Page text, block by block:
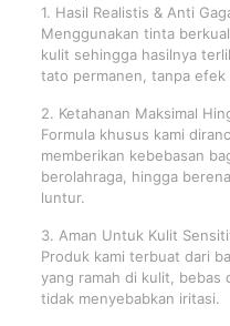
1. Hasil Realistis & Anti
Menggunakan tinta
kulit sehingga hasilnya
tato permanen, tanpa efek
2. Ketahanan Maksimal
Formula khusus kami
memberikan kebebasan
berolahraga, hingga
luntur.
3. Aman Untuk Kulit
Produk kami terbuat dari
yang ramah di kulit, bebas
tidak menyebabkan iritasi.